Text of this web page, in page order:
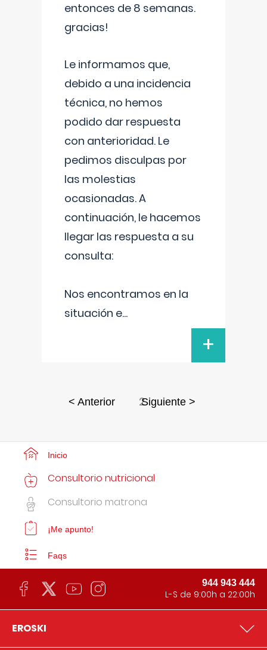
entonces de 8 semanas.
gracias!
Le informamos que,
debido a una incidencia
técnica, no hemos
podido dar respuesta
con anterioridad. Le
pedimos disculpas por
las molestias
ocasionadas. A
continuación, le hacemos
llegar las respuesta a su
consulta:
Nos encontramos en la
situación e...
+
< Anterior 2Siguiente >
Inicio
Consultorio nutricional
Consultorio matrona
¡Me apunto!
Faqs
944 943 444
L-S de 9:00h a 22:00h
EROSKI